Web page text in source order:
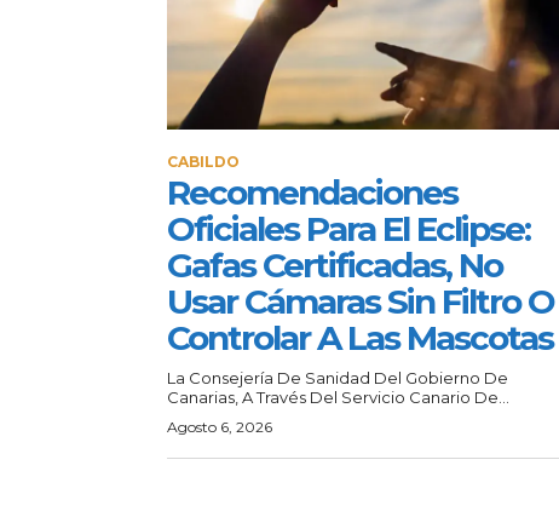
CABILDO
Recomendaciones
Oficiales Para El Eclipse:
Gafas Certificadas, No
Usar Cámaras Sin Filtro O
Controlar A Las Mascotas
La Consejería De Sanidad Del Gobierno De
Canarias, A Través Del Servicio Canario De...
Agosto 6, 2026